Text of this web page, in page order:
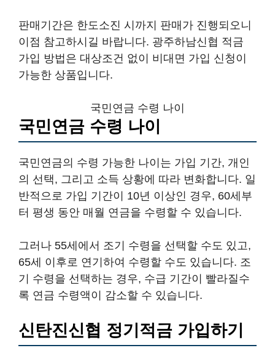
판매기간은 한도소진 시까지 판매가 진행되오니
이점 참고하시길 바랍니다. 광주하남신협 적금
가입 방법은 대상조건 없이 비대면 가입 신청이
가능한 상품입니다.
국민연금 수령 나이
국민연금 수령 나이
국민연금의 수령 가능한 나이는 가입 기간, 개인
의 선택, 그리고 소득 상황에 따라 변화합니다. 일
반적으로 가입 기간이 10년 이상인 경우, 60세부
터 평생 동안 매월 연금을 수령할 수 있습니다.
그러나 55세에서 조기 수령을 선택할 수도 있고,
65세 이후로 연기하여 수령할 수도 있습니다. 조
기 수령을 선택하는 경우, 수급 기간이 빨라질수
록 연금 수령액이 감소할 수 있습니다.
신탄진신협 정기적금 가입하기